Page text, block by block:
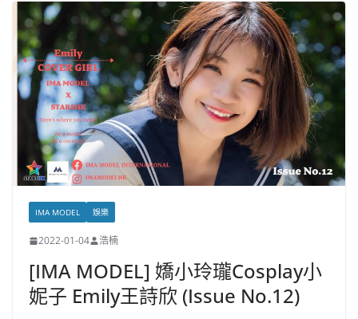
IMA MODEL 娛樂
2022-01-04 浩楠
[IMA MODEL] 嬌小玲瓏Cosplay小
妮子 Emily王詩欣 (Issue No.12)